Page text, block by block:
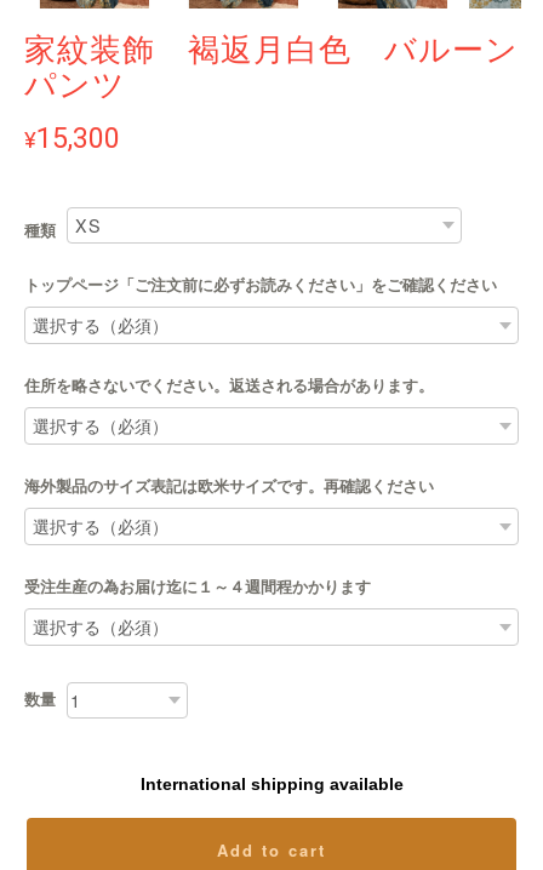
家紋装飾 褐返月白色 バルーン
パンツ
¥15,300
種類
トップページ「ご注文前に必ずお読みください」をご確認ください
住所を略さないでください。返送される場合があります。
海外製品のサイズ表記は欧米サイズです。再確認ください
受注生産の為お届け迄に１～４週間程かかります
数量
International shipping available
Add to cart